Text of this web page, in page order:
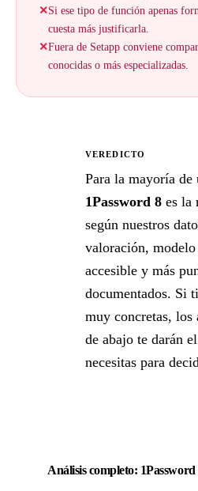
✕Si ese tipo de función apenas
cuesta más justificarla.
✕Fuera de Setapp conviene
conocidas o más especializadas.
VEREDICTO
Para la mayoría de
1Password 8 es la
según nuestros
valoración,
accesible y más
documentados. Si
muy concretas, los
de abajo te darán
necesitas para
Análisis completo: 1Password